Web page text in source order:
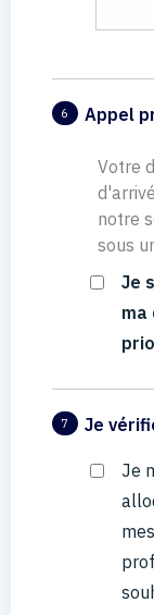
6 Appel
Votre
notre
sous
Je
ma
7 Je
Je